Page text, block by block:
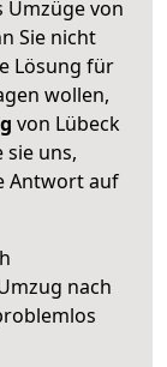
Umzüge von
Sie nicht
Lösung für
wollen,
von Lübeck
sie uns,
Antwort auf
nach